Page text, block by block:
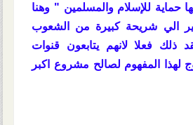
حماية للإسلام والمسلمين " وهنا
الي شريحة كبيرة من الشعوب
ذلك فعلا لانهم يتابعون قنوات
لهذا المفهوم لصالح مشروع اكبر